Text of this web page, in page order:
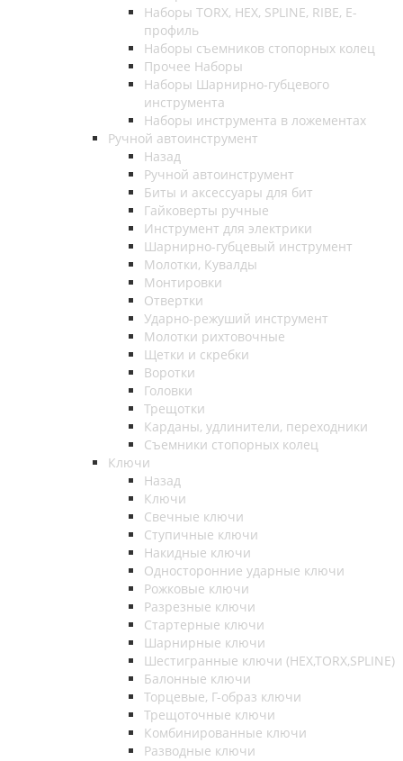
Наборы TORX, HEX, SPLINE, RIBE, E-
профиль
Наборы съемников стопорных колец
Прочее Наборы
Наборы Шарнирно-губцевого
инструмента
Наборы инструмента в ложементах
Ручной автоинструмент
Назад
Ручной автоинструмент
Биты и аксессуары для бит
Гайковерты ручные
Инструмент для электрики
Шарнирно-губцевый инструмент
Молотки, Кувалды
Монтировки
Отвертки
Ударно-режуший инструмент
Молотки рихтовочные
Щетки и скребки
Воротки
Головки
Трещотки
Карданы, удлинители, переходники
Съемники стопорных колец
Ключи
Назад
Ключи
Свечные ключи
Ступичные ключи
Накидные ключи
Односторонние ударные ключи
Рожковые ключи
Разрезные ключи
Стартерные ключи
Шарнирные ключи
Шестигранные ключи (HEX,TORX,SPLINE)
Балонные ключи
Торцевые, Г-образ ключи
Трещоточные ключи
Комбинированные ключи
Разводные ключи